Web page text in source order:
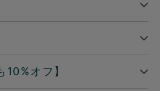
オフ】